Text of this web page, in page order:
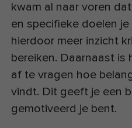
kwam al naar voren
en specifieke doelen je
hierdoor meer inzicht
bereiken. Daarnaast is
af te vragen hoe
vindt. Dit geeft je een
gemotiveerd je bent.